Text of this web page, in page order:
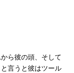
ら彼の頭、そして
言うと彼はツール